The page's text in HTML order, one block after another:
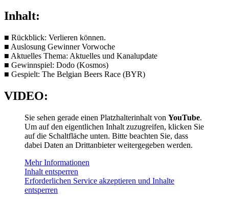
Inhalt:
■ Rückblick: Verlieren können.
■ Auslosung Gewinner Vorwoche
■ Aktuelles Thema: Aktuelles und Kanalupdate
■ Gewinnspiel: Dodo (Kosmos)
■ Gespielt: The Belgian Beers Race (BYR)
VIDEO:
Sie sehen gerade einen Platzhalterinhalt von YouTube.
Um auf den eigentlichen Inhalt zuzugreifen, klicken Sie
auf die Schaltfläche unten. Bitte beachten Sie, dass
dabei Daten an Drittanbieter weitergegeben werden.
Mehr Informationen
Inhalt entsperren
Erforderlichen Service akzeptieren und Inhalte
entsperren